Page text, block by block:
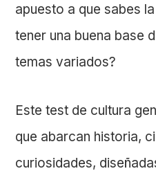
apuesto a que sabes
tener una buena base
temas variados?
Este test de cultura
que abarcan historia,
curiosidades,